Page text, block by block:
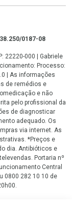
0187-08
22220-000 | Gabriele
Processo:
| As informações
de remédios e
e não
pelo profissional da
de diagnosticar
adequado. Os
via internet. As
*Preços e
dia. Antibióticos e
Portaria nº
Central
0800 282 10 10 de